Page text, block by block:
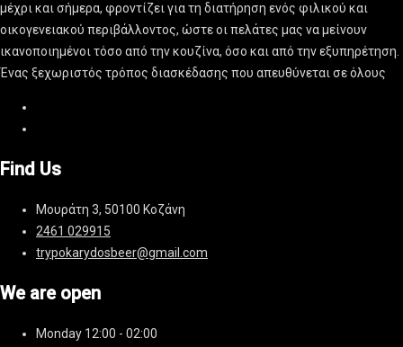
μέχρι και σήμερα, φροντίζει για τη διατήρηση ενός φιλικού και
οικογενειακού περιβάλλοντος, ώστε οι πελάτες μας να μείνουν
ικανοποιημένοι τόσο από την κουζίνα, όσο και από την εξυπηρέτηση.
Ένας ξεχωριστός τρόπος διασκέδασης που απευθύνεται σε όλους
Find Us
Μουράτη 3, 50100 Κοζάνη
2461 029915
trypokarydosbeer@gmail.com
We are open
Monday 12:00 - 02:00